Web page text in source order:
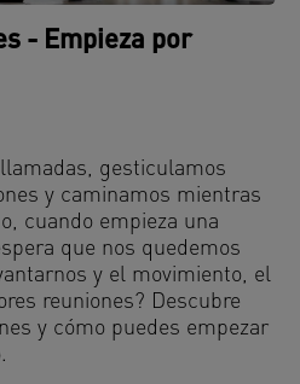
- Empieza por
gesticulamos
y caminamos mientras
cuando empieza una
que nos quedemos
y el movimiento, el
reuniones? Descubre
y cómo puedes empezar